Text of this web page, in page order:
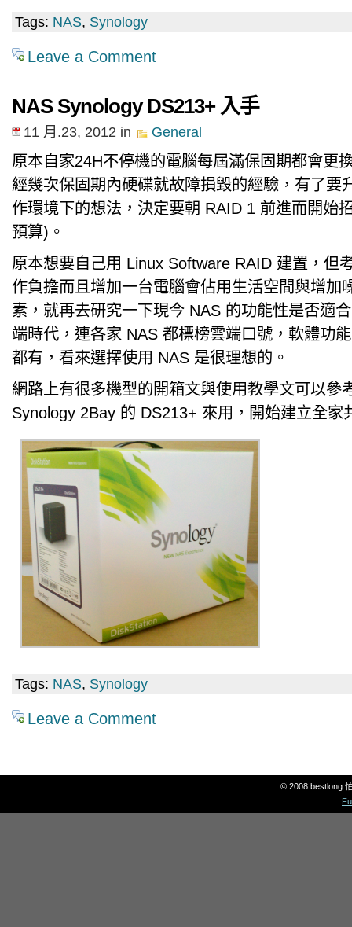
Tags: NAS, Synology
Leave a Comment
NAS Synology DS213+ 入手
11 月.23, 2012 in General
原本自家24H不停機的電腦每屆滿保固期都會更
經幾次保固期內硬碟就故障損毀的經驗，有了要
作環境下的想法，決定要朝 RAID 1 前進而開始
預算)。
原本想要自己用 Linux Software RAID 建置，但
作負擔而且增加一台電腦會佔用生活空間與增加
素，就再去研究一下現今 NAS 的功能性是否適
端時代，連各家 NAS 都標榜雲端口號，軟體功
都有，看來選擇使用 NAS 是很理想的。
網路上有很多機型的開箱文與使用教學文可以參
Synology 2Bay 的 DS213+ 來用，開始建立全家
Tags: NAS, Synology
Leave a Comment
© 2008 bestlong